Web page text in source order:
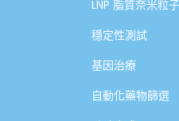
LNP 脂質奈米粒子
穩定性測試
基因治療
自動化藥物篩選